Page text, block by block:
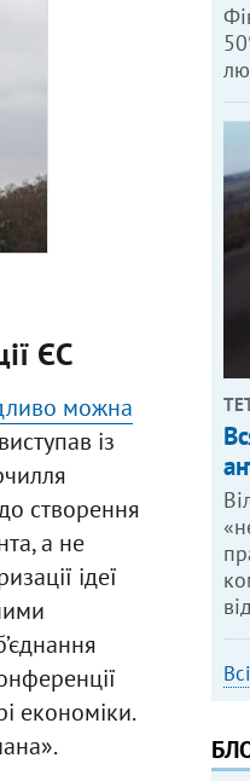
ЄС
можна
із
створення
а не
ідеї
економіки.